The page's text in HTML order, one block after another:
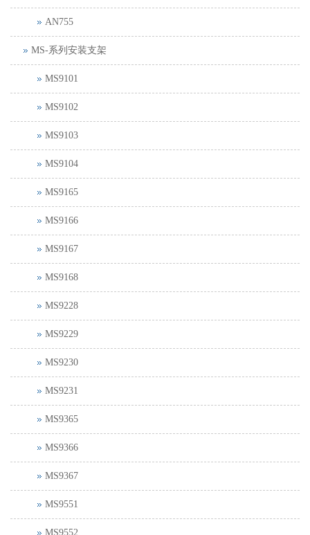
AN755
MS-系列安装支架
MS9101
MS9102
MS9103
MS9104
MS9165
MS9166
MS9167
MS9168
MS9228
MS9229
MS9230
MS9231
MS9365
MS9366
MS9367
MS9551
MS9552